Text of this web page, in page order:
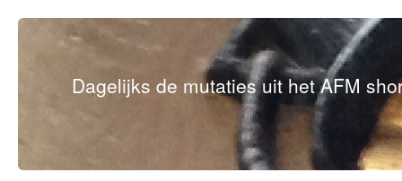
Dagelijks de mutaties uit het AFM